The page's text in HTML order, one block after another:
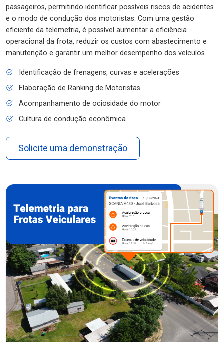
passageiros, permitindo identificar possíveis riscos de acidentes
e o modo de condução dos motoristas. Com uma gestão
eficiente da telemetria, é possível aumentar a eficiência
operacional da frota, reduzir os custos com abastecimento e
manutenção e garantir um melhor desempenho dos veículos.
Identificação de frenagens, curvas e acelerações
Elaboração de Ranking de Motoristas
Acompanhamento de ociosidade do motor
Cultura de condução econômica
Solicite uma demonstração